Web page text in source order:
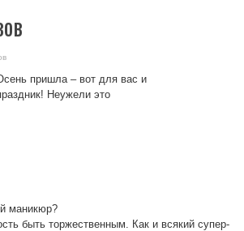
пришла – вот для вас и
Неужели это
маникюр?
быть торжественным. Как и всякий супер-